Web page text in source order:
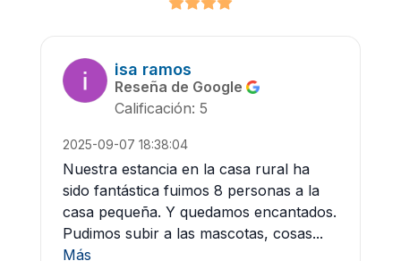
isa ramos
Reseña de Google
Calificación: 5
2025-09-07 18:38:04
Nuestra estancia en la casa rural ha
sido fantástica fuimos 8 personas a la
casa pequeña. Y quedamos encantados.
Pudimos subir a las mascotas, cosas...
Más